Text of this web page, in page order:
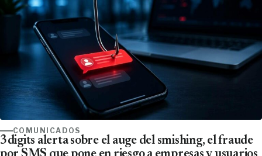
COMUNICADOS
3digits alerta sobre el auge del smishing, el fraude